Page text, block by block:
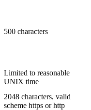
500 characters
Limited to reasonable
UNIX time
2048 characters, valid
scheme https or http